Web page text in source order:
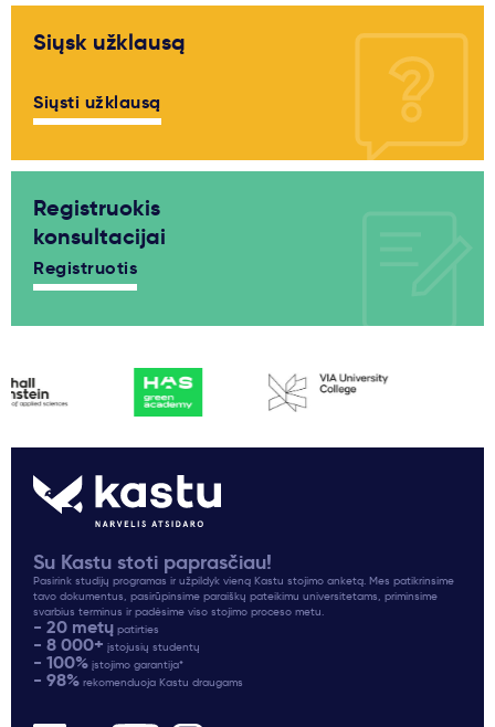
Siųsk užklausą
Siųsti užklausą
Registruokis
konsultacijai
Registruotis
Su Kastu stoti paprasčiau!
Pasirink studijų programas ir užpildyk vieną Kastu stojimo anketą. Mes patikrinsime
tavo dokumentus, pasirūpinsime paraiškų pateikimu universitetams, priminsime
svarbius terminus ir padėsime viso stojimo proceso metu.
- 20 metų patirties
- 8 000+ įstojusių studentų
- 100% įstojimo garantija*
- 98% rekomenduoja Kastu draugams